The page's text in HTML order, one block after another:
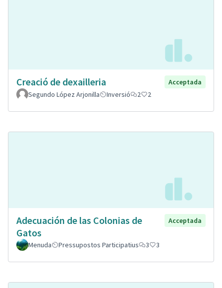
Creació de dexailleria
Acceptada
Segundo López Arjonilla
Inversió 2 2
Adecuación de las Colonias de
Gatos
Acceptada
Menuda Pressupostos Participatius 3 3